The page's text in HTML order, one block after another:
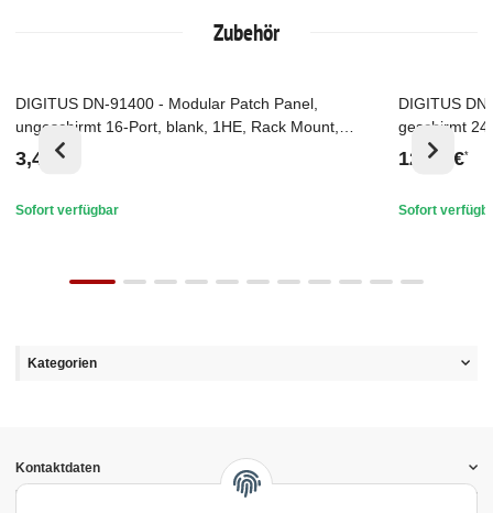
Zubehör
Top
DIGITUS DN-91400 - Modular Patch Panel,
ungeschirmt 16-Port, blank, 1HE, Rack Mount,
Schwarz RAL 9005
3,43 €
Sofort verfügbar
Top
DIGITUS
geschirmt
RAL 7035
12,38 €*
Sofort
Kategorien
Kontaktdaten
Informationen